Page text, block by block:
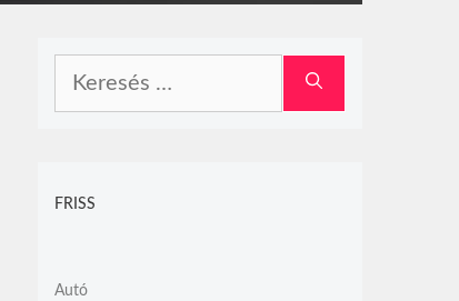
FRISS
Autó